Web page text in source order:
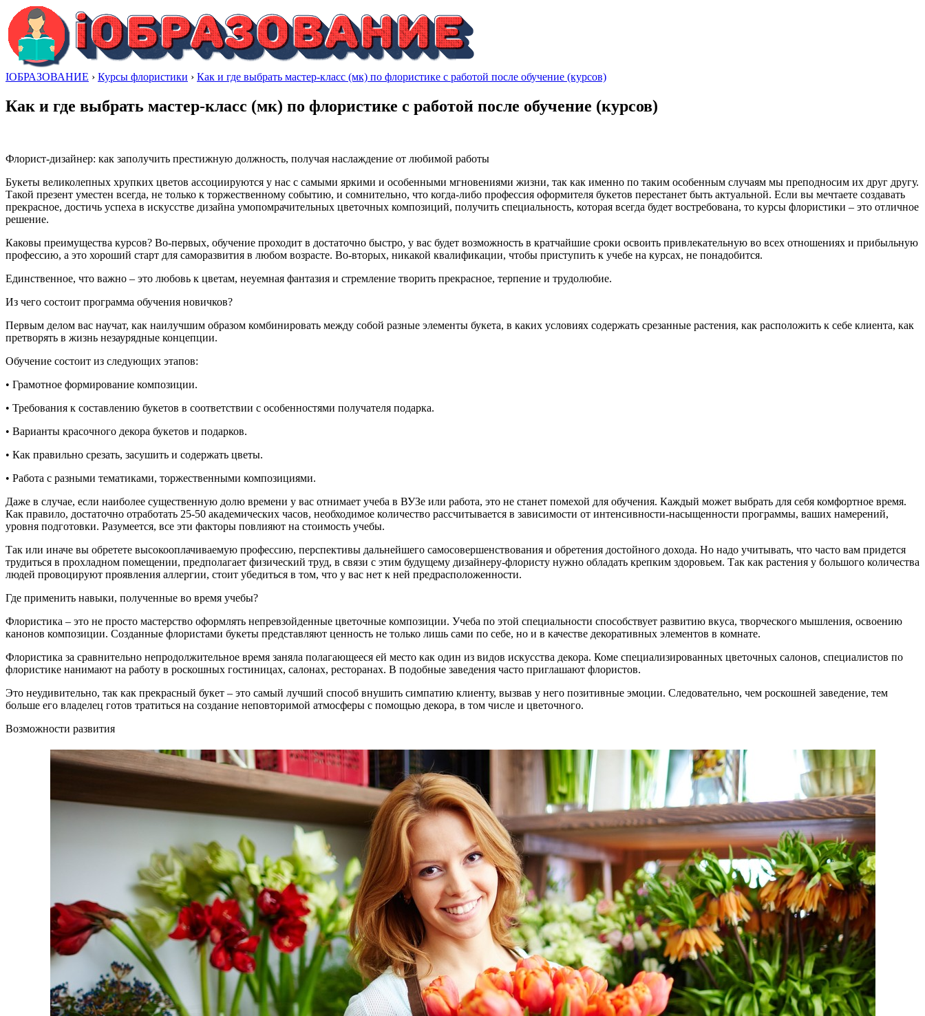
IОБРАЗОВАНИЕ › Курсы флористики › Как и где выбрать мастер-класс (мк) по флористике с работой после обучение (курсов)
Как и где выбрать мастер-класс (мк) по флористике с работой после обучение (курсов)
Флорист-дизайнер: как заполучить престижную должность, получая наслаждение от любимой работы
Букеты великолепных хрупких цветов ассоциируются у нас с самыми яркими и особенными мгновениями жизни, так как именно по таким особенным случаям мы преподносим их друг другу.
Такой презент уместен всегда, не только к торжественному событию, и сомнительно, что когда-либо профессия оформителя букетов перестанет быть актуальной. Если вы мечтаете создавать
прекрасное, достичь успеха в искусстве дизайна умопомрачительных цветочных композиций, получить специальность, которая всегда будет востребована, то курсы флористики – это отличное
решение.
Каковы преимущества курсов? Во-первых, обучение проходит в достаточно быстро, у вас будет возможность в кратчайшие сроки освоить привлекательную во всех отношениях и прибыльную
профессию, а это хороший старт для саморазвития в любом возрасте. Во-вторых, никакой квалификации, чтобы приступить к учебе на курсах, не понадобится.
Единственное, что важно – это любовь к цветам, неуемная фантазия и стремление творить прекрасное, терпение и трудолюбие.
Из чего состоит программа обучения новичков?
Первым делом вас научат, как наилучшим образом комбинировать между собой разные элементы букета, в каких условиях содержать срезанные растения, как расположить к себе клиента, как
претворять в жизнь незаурядные концепции.
Обучение состоит из следующих этапов:
• Грамотное формирование композиции.
• Требования к составлению букетов в соответствии с особенностями получателя подарка.
• Варианты красочного декора букетов и подарков.
• Как правильно срезать, засушить и содержать цветы.
• Работа с разными тематиками, торжественными композициями.
Даже в случае, если наиболее существенную долю времени у вас отнимает учеба в ВУЗе или работа, это не станет помехой для обучения. Каждый может выбрать для себя комфортное время.
Как правило, достаточно отработать 25-50 академических часов, необходимое количество рассчитывается в зависимости от интенсивности-насыщенности программы, ваших намерений,
уровня подготовки. Разумеется, все эти факторы повлияют на стоимость учебы.
Так или иначе вы обретете высокооплачиваемую профессию, перспективы дальнейшего самосовершенствования и обретения достойного дохода. Но надо учитывать, что часто вам придется
трудиться в прохладном помещении, предполагает физический труд, в связи с этим будущему дизайнеру-флористу нужно обладать крепким здоровьем. Так как растения у большого количества
людей провоцируют проявления аллергии, стоит убедиться в том, что у вас нет к ней предрасположенности.
Где применить навыки, полученные во время учебы?
Флористика – это не просто мастерство оформлять непревзойденные цветочные композиции. Учеба по этой специальности способствует развитию вкуса, творческого мышления, освоению
канонов композиции. Созданные флористами букеты представляют ценность не только лишь сами по себе, но и в качестве декоративных элементов в комнате.
Флористика за сравнительно непродолжительное время заняла полагающееся ей место как один из видов искусства декора. Коме специализированных цветочных салонов, специалистов по
флористике нанимают на работу в роскошных гостиницах, салонах, ресторанах. В подобные заведения часто приглашают флористов.
Это неудивительно, так как прекрасный букет – это самый лучший способ внушить симпатию клиенту, вызвав у него позитивные эмоции. Следовательно, чем роскошней заведение, тем
больше его владелец готов тратиться на создание неповторимой атмосферы с помощью декора, в том числе и цветочного.
Возможности развития